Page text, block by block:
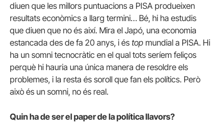
diuen que les millors puntuacions a PISA produeixen
resultats econòmics a llarg termini… Bé, hi ha estudis
que diuen que no és així. Mira el Japó, una economia
estancada des de fa 20 anys, i és top mundial a PISA. Hi
ha un somni tecnocràtic en el qual tots seríem feliços
perquè hi hauria una única manera de resoldre els
problemes, i la resta és soroll que fan els polítics. Però
això és un somni, no és real.
Quin ha de ser el paper de la política llavors?